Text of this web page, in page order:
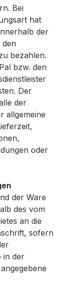
Bei
hat
der
den
bezahlen.
bzw. den
Der
der
allgemeine
oder
der Ware
des vom
an die
sofern
in der